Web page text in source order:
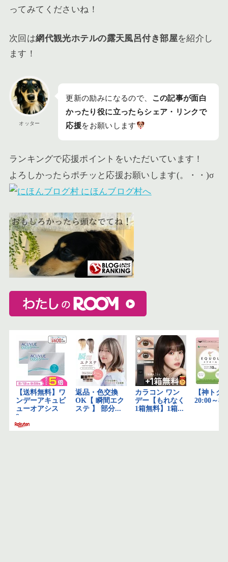
ってみてくださいね！
次回は網代観光ホテルの露天風呂付き部屋を紹介し
ます！
オッター
更新の励みになるので、 この記事が面白
かったり役に立ったらシェア・リンクで
応援をお願いします
ランキングで応援ポイントをいただいています！
よろしかったらポチッと応援お願いします(。・・)σ